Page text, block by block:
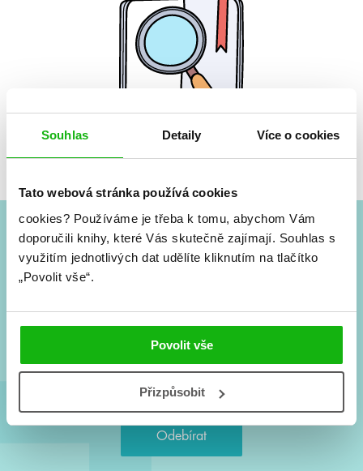
Souhlas Detaily Více o cookies
Tato webová stránka používá cookies
cookies? Používáme je třeba k tomu, abychom Vám
doporučili knihy, které Vás skutečně zajímají. Souhlas s
využitím jednotlivých dat udělíte kliknutím na tlačítko
„Povolit vše“.
Povolit vše
Přizpůsobit
Žádné knihy nenalezeny.
#HumbookNews